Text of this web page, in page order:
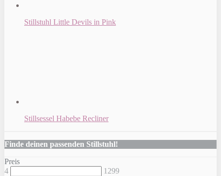
Stillstuhl Little Devils in Pink
Stillsessel Habebe Recliner
Finde deinen passenden Stillstuhl!
Preis
4
1299